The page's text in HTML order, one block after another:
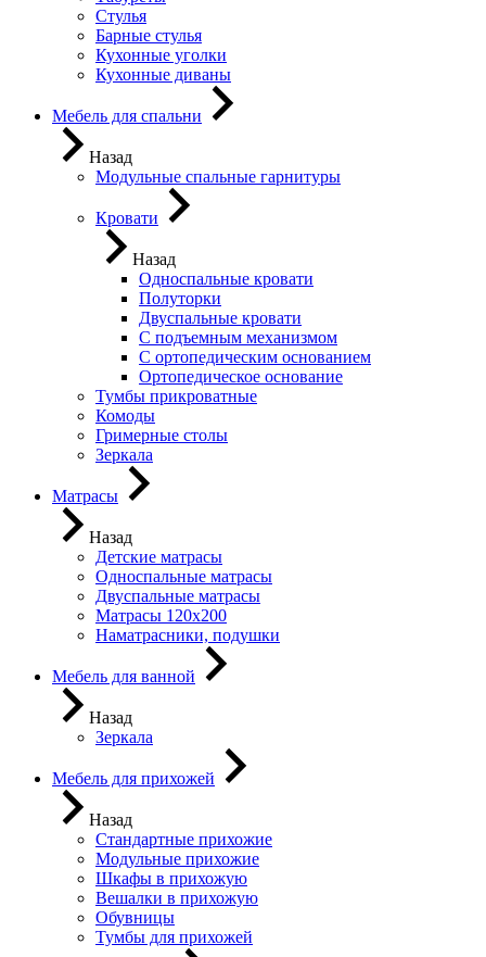
Стулья
Барные стулья
Кухонные уголки
Кухонные диваны
Мебель для спальни
Назад
Модульные спальные гарнитуры
Кровати
Назад
Односпальные кровати
Полуторки
Двуспальные кровати
С подъемным механизмом
С ортопедическим основанием
Ортопедическое основание
Тумбы прикроватные
Комоды
Гримерные столы
Зеркала
Матрасы
Назад
Детские матрасы
Односпальные матрасы
Двуспальные матрасы
Матрасы 120х200
Наматрасники, подушки
Мебель для ванной
Назад
Зеркала
Мебель для прихожей
Назад
Стандартные прихожие
Модульные прихожие
Шкафы в прихожую
Вешалки в прихожую
Обувницы
Тумбы для прихожей